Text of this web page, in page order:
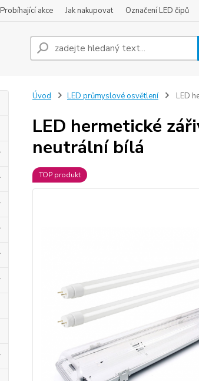
Probíhající akce Jak nakupovat Označení LED čipů
Úvod LED průmyslové osvětlení LED
LED hermetické
neutrální bílá
TOP produkt